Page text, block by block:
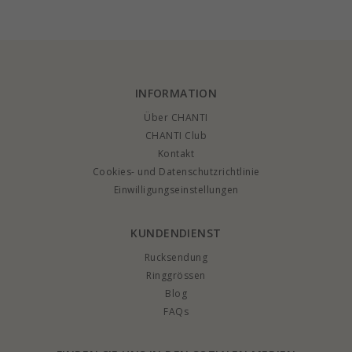
INFORMATION
Über CHANTI
CHANTI Club
Kontakt
Cookies- und Datenschutzrichtlinie
Einwilligungseinstellungen
KUNDENDIENST
Rucksendung
Ringgrössen
Blog
FAQs